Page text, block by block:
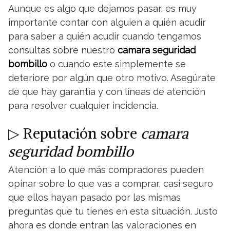
Aunque es algo que dejamos pasar, es muy
importante contar con alguien a quién acudir
para saber a quién acudir cuando tengamos
consultas sobre nuestro camara seguridad
bombillo o cuando este simplemente se
deteriore por algún que otro motivo. Asegúrate
de que hay garantía y con líneas de atención
para resolver cualquier incidencia.
▷ Reputación sobre camara
seguridad bombillo
Atención a lo que más compradores pueden
opinar sobre lo que vas a comprar, casi seguro
que ellos hayan pasado por las mismas
preguntas que tu tienes en esta situación. Justo
ahora es donde entran las valoraciones en